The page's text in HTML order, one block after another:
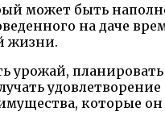
может быть
на даче
жизни.
которые